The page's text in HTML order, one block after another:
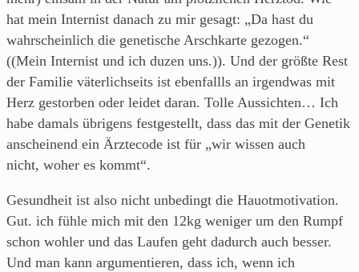
hat mein Internist danach zu mir gesagt: „Da hast du
wahrscheinlich die genetische Arschkarte gezogen.“
((Mein Internist und ich duzen uns.)). Und der größte Rest
der Familie väterlichseits ist ebenfallls an irgendwas mit
Herz gestorben oder leidet daran. Tolle Aussichten… Ich
habe damals übrigens festgestellt, dass das mit der Genetik
anscheinend ein Ärztecode ist für „wir wissen auch
nicht, woher es kommt“.
Gesundheit ist also nicht unbedingt die Hauotmotivation.
Gut. ich fühle mich mit den 12kg weniger um den Rumpf
schon wohler und das Laufen geht dadurch auch besser.
Und man kann argumentieren, dass ich, wenn ich